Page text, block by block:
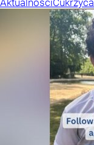
AktualnościCukrzyca